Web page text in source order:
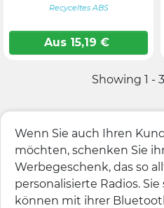
Recyceltes ABS
Aus 15,19 €
Showing 1 -
Wenn Sie auch Ihren
möchten, schenken Sie
Werbegeschenk, das so
personalisierte Radios.
können mit ihrer